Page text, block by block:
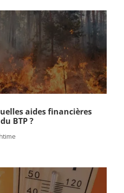
aides financières
BTP ?